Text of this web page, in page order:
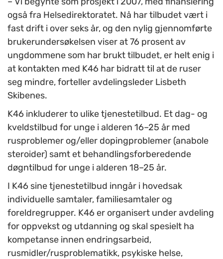
også fra Helsedirektoratet. Nå har tilbudet vært i
fast drift i over seks år, og den nylig gjennomførte
brukerundersøkelsen viser at 76 prosent av
ungdommene som har brukt tilbudet, er helt enig i
at kontakten med K46 har bidratt til at de ruser
seg mindre, forteller avdelingsleder Lisbeth
Skibenes.
K46 inkluderer to ulike tjenestetilbud. Et dag- og
kveldstilbud for unge i alderen 16–25 år med
rusproblemer og/eller dopingproblemer (anabole
steroider) samt et behandlingsforberedende
døgntilbud for unge i alderen 18–25 år.
I K46 sine tjenestetilbud inngår i hovedsak
individuelle samtaler, familiesamtaler og
foreldregrupper. K46 er organisert under avdeling
for oppvekst og utdanning og skal spesielt ha
kompetanse innen endringsarbeid,
rusmidler/rusproblematikk, psykiske helse,